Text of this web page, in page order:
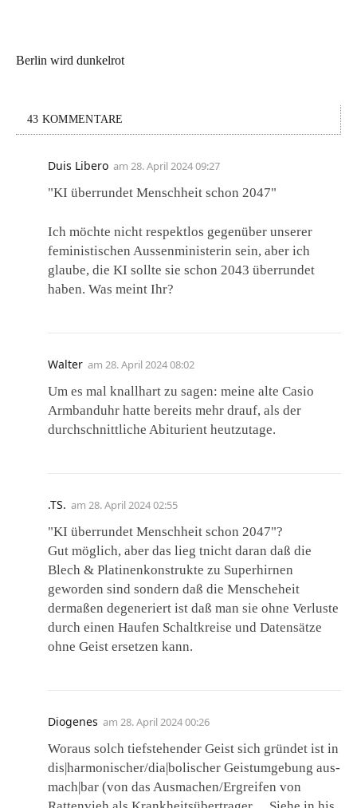
Berlin wird dunkelrot
43 KOMMENTARE
Duis Libero am 28. April 2024 09:27
"KI überrundet Menschheit schon 2047"
Ich möchte nicht respektlos gegenüber unserer
feministischen Aussenministerin sein, aber ich
glaube, die KI sollte sie schon 2043 überrundet
haben. Was meint Ihr?
Walter am 28. April 2024 08:02
Um es mal knallhart zu sagen: meine alte Casio
Armbanduhr hatte bereits mehr drauf, als der
durchschnittliche Abiturient heutzutage.
.TS. am 28. April 2024 02:55
"KI überrundet Menschheit schon 2047"?
Gut möglich, aber das lieg tnicht daran daß die
Blech & Platinenkonstrukte zu Superhirnen
geworden sind sondern daß die Menscheheit
dermaßen degeneriert ist daß man sie ohne Verluste
durch einen Haufen Schaltkreise und Datensätze
ohne Geist ersetzen kann.
Diogenes am 28. April 2024 00:26
Woraus solch tiefstehender Geist sich gründet ist in
dis|harmonischer/dia|bolischer Geistumgebung aus-
mach|bar (von das Ausmachen/Ergreifen von